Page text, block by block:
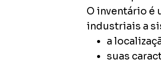
O inventário é
industriais a
a
suas